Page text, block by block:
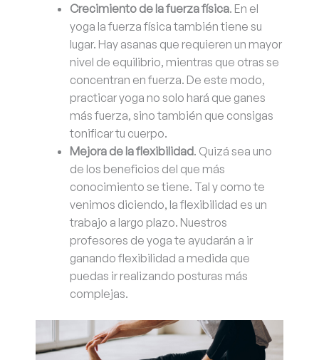
Crecimiento de la fuerza física. En el
yoga la fuerza física también tiene su
lugar. Hay asanas que requieren un mayor
nivel de equilibrio, mientras que otras se
concentran en fuerza. De este modo,
practicar yoga no solo hará que ganes
más fuerza, sino también que consigas
tonificar tu cuerpo.
Mejora de la flexibilidad. Quizá sea uno
de los beneficios del que más
conocimiento se tiene. Tal y como te
venimos diciendo, la flexibilidad es un
trabajo a largo plazo. Nuestros
profesores de yoga te ayudarán a ir
ganando flexibilidad a medida que
puedas ir realizando posturas más
complejas.